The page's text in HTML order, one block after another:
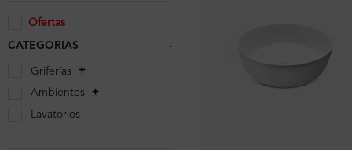
Ofertas
CATEGORIAS -
Griferías
Ambientes
Lavatorios